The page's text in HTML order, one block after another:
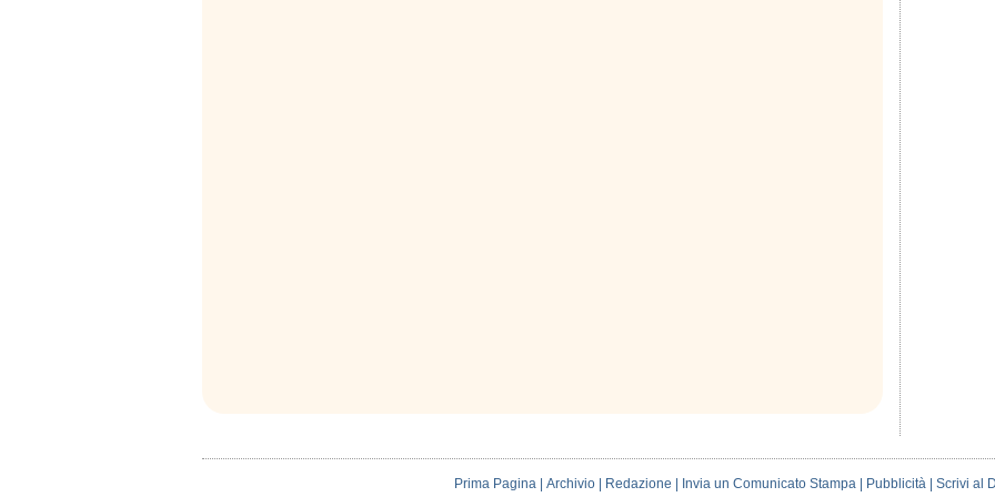
Prima Pagina| Archivio| Redazione Invia un Comunicato Stampa| Pubblicità| Scrivi al